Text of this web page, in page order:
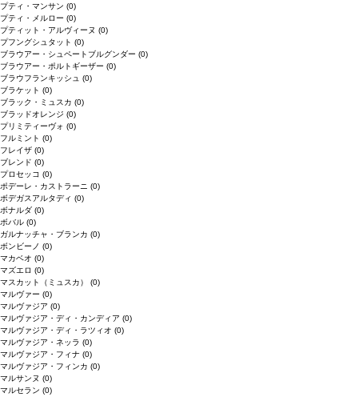
プティ・マンサン (0)
プティ・メルロー (0)
プティット・アルヴィーヌ (0)
プフングシュタット (0)
ブラウアー・シュペートブルグンダー (0)
ブラウアー・ポルトギーザー (0)
ブラウフランキッシュ (0)
ブラケット (0)
ブラック・ミュスカ (0)
ブラッドオレンジ (0)
プリミティーヴォ (0)
フルミント (0)
フレイザ (0)
ブレンド (0)
プロセッコ (0)
ポデーレ・カストラーニ (0)
ボデガスアルタディ (0)
ボナルダ (0)
ボバル (0)
ガルナッチャ・ブランカ (0)
ボンビーノ (0)
マカベオ (0)
マズエロ (0)
マスカット（ミュスカ） (0)
マルヴァー (0)
マルヴァジア (0)
マルヴァジア・ディ・カンディア (0)
マルヴァジア・ディ・ラツィオ (0)
マルヴァジア・ネッラ (0)
マルヴァジア・フィナ (0)
マルヴァジア・フィンカ (0)
マルサンヌ (0)
マルセラン (0)